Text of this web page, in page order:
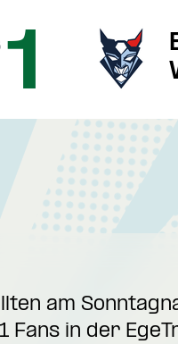
1
am
Fans in der